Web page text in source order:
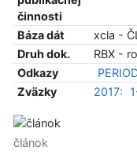
činnosti
Báza dát
xcla -
Druh dok.
RBX -
Odkazy
Zväzky
2017:
článok